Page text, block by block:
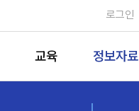
로그인
교육 정보자료